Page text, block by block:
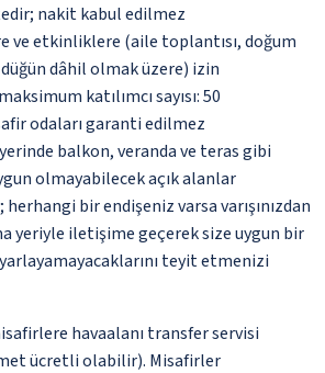
nakit kabul edilmez
ve etkinliklere (aile toplantısı, doğum
dâhil olmak üzere) izin
katılımcı sayısı: 50
odaları garanti edilmez
balkon, veranda ve teras gibi
olmayabilecek açık alanlar
bir endişeniz varsa varışınızdan
yeriyle iletişime geçerek size uygun bir
teyit etmenizi
havaalanı transfer servisi
ücretli olabilir). Misafirler